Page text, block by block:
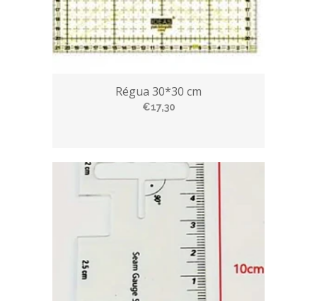
Régua 30*30 cm
€17,30